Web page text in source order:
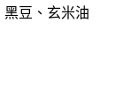
黑豆、玄米油